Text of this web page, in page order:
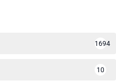
1694
10